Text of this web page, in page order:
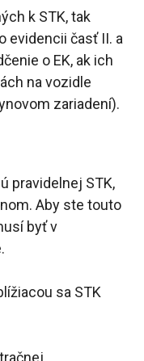
k STK, tak
evidencii časť II. a
o EK, ak ich
na vozidle
zariadení).
pravidelnej STK,
Aby ste touto
byť v
sa STK